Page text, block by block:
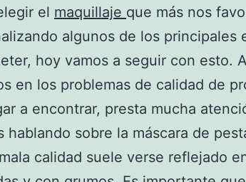
el maquillaje que más nos
algunos de los principales
hoy vamos a seguir con esto.
en los problemas de calidad de
a encontrar, presta mucha
hablando sobre la máscara de
calidad suele verse reflejado